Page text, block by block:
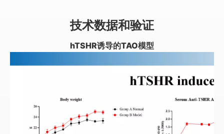
技术数据和验证
hTSHR诱导的TAO模型